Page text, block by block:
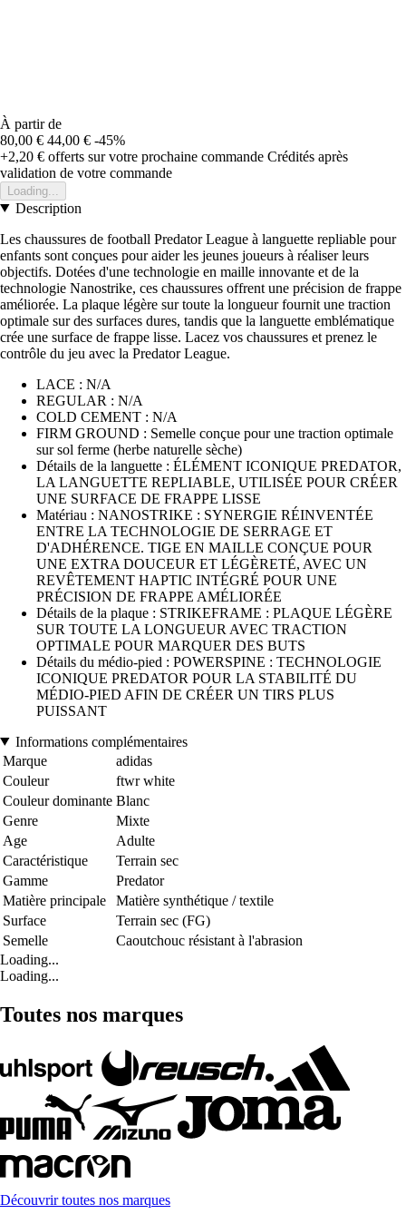
À partir de
80,00 € 44,00 € -45%
+2,20 € offerts sur votre prochaine commande Crédités après
validation de votre commande
Loading...
Description
Les chaussures de football Predator League à languette repliable pour
enfants sont conçues pour aider les jeunes joueurs à réaliser leurs
objectifs. Dotées d'une technologie en maille innovante et de la
technologie Nanostrike, ces chaussures offrent une précision de frappe
améliorée. La plaque légère sur toute la longueur fournit une traction
optimale sur des surfaces dures, tandis que la languette emblématique
crée une surface de frappe lisse. Lacez vos chaussures et prenez le
contrôle du jeu avec la Predator League.
LACE : N/A
REGULAR : N/A
COLD CEMENT : N/A
FIRM GROUND : Semelle conçue pour une traction optimale
sur sol ferme (herbe naturelle sèche)
Détails de la languette : ÉLÉMENT ICONIQUE PREDATOR,
LA LANGUETTE REPLIABLE, UTILISÉE POUR CRÉER
UNE SURFACE DE FRAPPE LISSE
Matériau : NANOSTRIKE : SYNERGIE RÉINVENTÉE
ENTRE LA TECHNOLOGIE DE SERRAGE ET
D'ADHÉRENCE. TIGE EN MAILLE CONÇUE POUR
UNE EXTRA DOUCEUR ET LÉGÈRETÉ, AVEC UN
REVÊTEMENT HAPTIC INTÉGRÉ POUR UNE
PRÉCISION DE FRAPPE AMÉLIORÉE
Détails de la plaque : STRIKEFRAME : PLAQUE LÉGÈRE
SUR TOUTE LA LONGUEUR AVEC TRACTION
OPTIMALE POUR MARQUER DES BUTS
Détails du médio-pied : POWERSPINE : TECHNOLOGIE
ICONIQUE PREDATOR POUR LA STABILITÉ DU
MÉDIO-PIED AFIN DE CRÉER UN TIRS PLUS
PUISSANT
Informations complémentaires
Marque
adidas
Couleur
ftwr white
Couleur dominante Blanc
Genre
Mixte
Age
Adulte
Caractéristique
Terrain sec
Gamme
Predator
Matière principale
Matière synthétique / textile
Surface
Terrain sec (FG)
Semelle
Caoutchouc résistant à l'abrasion
Loading...
Loading...
Toutes nos marques
Découvrir toutes nos marques